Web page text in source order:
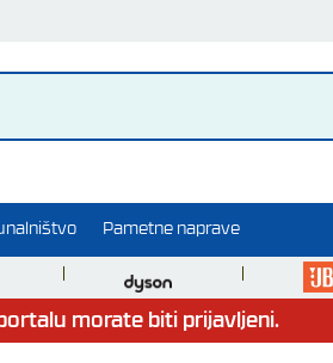
Pametne naprave
morate biti prijavljeni.